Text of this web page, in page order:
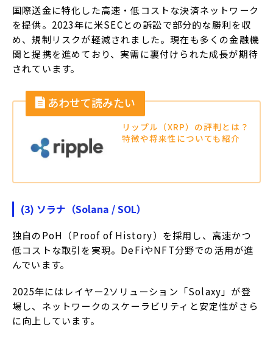
国際送金に特化した高速・低コストな決済ネットワーク
を提供。 2023年に米SECとの訴訟で部分的な勝利を収
め、規制リスクが軽減されました。現在も多くの金融機
関と提携を進めており、実需に裏付けられた成長が期待
されています。
リップル（XRP）の評判とは？
特徴や将来性についても紹介
(3) ソラナ（Solana / SOL）
独自のPoH（Proof of History）を採用し、高速かつ
低コストな取引を実現。​DeFiやNFT分野での活用が進
んでいます。
​2025年にはレイヤー2ソリューション「Solaxy」が登
場し、ネットワークのスケーラビリティと安定性がさら
に向上しています。